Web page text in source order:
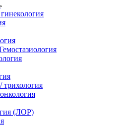
трихология
(ЛОР)